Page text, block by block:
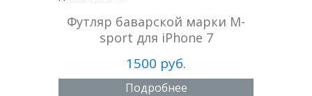
Футляр баварской марки M-
sport для iPhone 7
1500 руб.
Подробнее